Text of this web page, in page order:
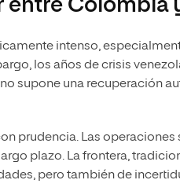
Colombia
intenso,
los años de crisis
supone una recuperación
prudencia. Las operaciones
plazo. La frontera,
pero también de